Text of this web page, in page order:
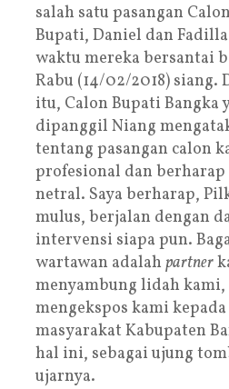
salah satu pasangan
Bupati, Daniel dan
waktu mereka bersantai
Rabu (14/02/2018) siang.
itu, Calon Bupati Bangka
dipanggil Niang
tentang pasangan calon
profesional dan
netral. Saya berharap,
mulus, berjalan dengan
intervensi siapa pun.
wartawan adalah partner
menyambung lidah
mengekspos kami
masyarakat Kabupaten
hal ini, sebagai ujung
ujarnya.